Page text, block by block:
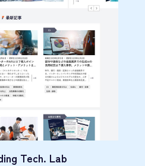
Tech. Lab